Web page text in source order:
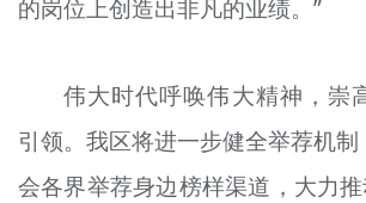
的岗位上创造出非凡的业绩。”
伟大时代呼唤伟大精神，崇
引领。我区将进一步健全举荐机
会各界举荐身边榜样渠道，大力推